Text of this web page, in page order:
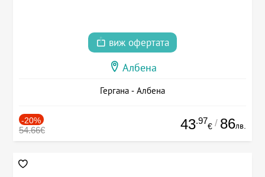
виж офертата
Албена
Гергана - Албена
-20%
54.66€ 43.97
€ / 86лв.